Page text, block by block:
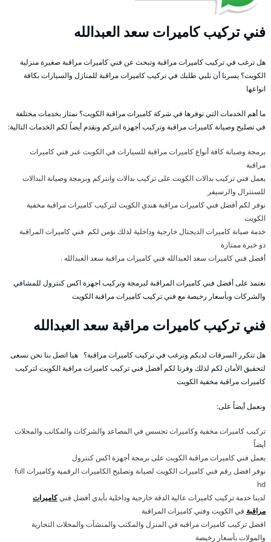
فني تركيب كاميرات سعد العبدالله
هل ترغب في تركيب كاميرات مراقبة وتبحث عن فني كاميرات مراقبة صغيرة منزلية
الكويت؟ يسرنا أن نلبي طلبك في تركيب كاميرات مراقبة للمنازل والسيارات بكافة
انواعها
ما أهم الخدمات التي نوفرها في شركة كاميرات مراقبة الكويت؟ نمتاز بخدمات مختلفة
في تصليح وصيانة كاميرات مراقبة وتركيب أجهزة انتركم ونقدم أيضاً لكم الخدمات التالية:
برمجة وصيانة كافة أنواع كاميرات مراقبة للسيارات في الكويت عبر فني كاميرات
مراقبة
يعمل فني تركيب بدالات الكويت على تركيب بدالات وانتركم وبرمجة وصيانة البدالات
للسنترال والرسيفر
نوفر لكم أفضل فني كاميرات مراقبة هندي الكويت لتركيب كاميرات مراقبة مخفية
الكويت
خدمة صيانة كاميرات الديجتال خارجية وداخلية لذلك نؤمن لكم فني كاميرات المراقبة
ذو خبرة ممتازة
أفضل فني كاميرات سعد العبدالله فني كاميرات مراقبة سعد العبدالله .
نعتمد على أفضل فني كاميرات المراقبة لبرمجة وتركيب اجهزة اكس كنترول للمشافي
والشركات وبأسعار رخيصة مع فني تركيب كاميرات مراقبة الكويت
فني تركيب كاميرات مراقبة سعد العبدالله
هل تتكرر السرقات لديكم وترغب في تركيب كاميرات مراقبة؟ هيا اتصل بنا نحن نسعى
لتحقيق الأمان لكم لذلك وفرنا لكم أفضل فني تركيب كاميرات مراقبة الكويت لتركيب
كاميرات مراقبة مخفية الكويت
ونعمل أيضاً على:
تركيب كاميرات مخفية وكاميرات تجسس في المصاعد والشركات والمكاتب والمحلات
أيضاً
يعمل فني كاميرات مراقبة الكويت على برمجة أجهزة اكس كنترول
نوفر افضل رقم فني كاميرات الكويت لصيانة وتصليح الكاميرات الرقمية وكاميرات full
hd
لدينا خدمة تركيب كاميرات عالية الدقة خارجية وداخلية بأيدي أفضل فنيكاميرات
مراقبة في الكويت وفني كاميرات المراقبة
افضل تركيب كاميرات مراقبه في المنزل والمكتب والمنشآت والمحلات التجارية
والمولات بأسعار رخيصة